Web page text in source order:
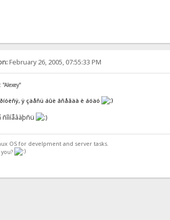
February 26, 2005, 07:55:33 PM
"Alexey"
ÿ çäåñü áûë âñåãäà è áóäó
ñîìíåâàþñü
OS for develpment and server tasks.